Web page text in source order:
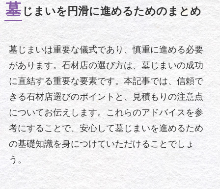
墓 じまいを円滑に進めるためのまとめ
墓じまいは重要な儀式であり、慎重に進める必要
があります。石材店の選び方は、墓じまいの成功
に直結する重要な要素です。本記事では、信頼で
きる石材店選びのポイントと、見積もりの注意点
についてお伝えします。これらのアドバイスを参
考にすることで、安心して墓じまいを進めるため
の基礎知識を身につけていただけることでしょ
う。